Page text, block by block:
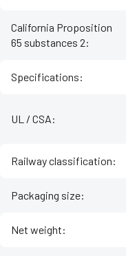
California Proposition
65 substances 2:
Specifications:
UL / CSA:
Railway classification:
Packaging size:
Net weight: